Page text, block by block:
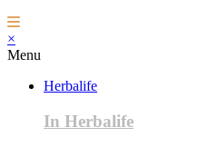
×
Menu
Herbalife
In Herbalife